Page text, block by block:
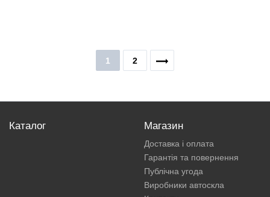
1 2
Каталог Магазин
Доставка і оплата
Гарантія та повернення
Публічна угода
Виробники автоскла